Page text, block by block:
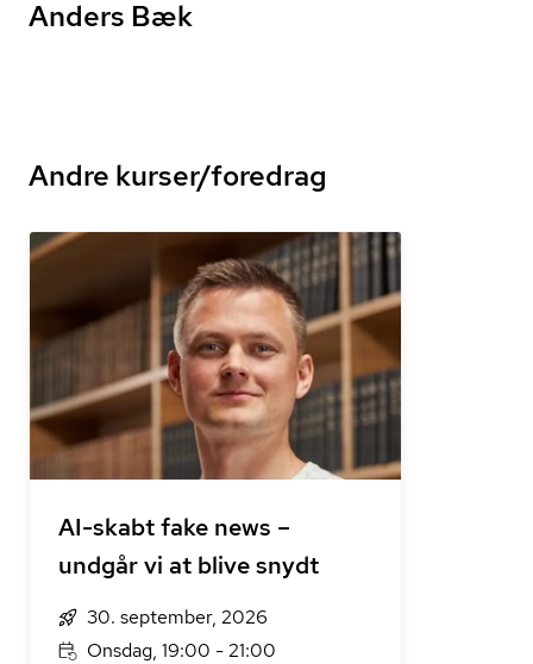
Anders Bæk
Andre kurser/foredrag
AI-skabt fake news –
undgår vi at blive snydt
30. september, 2026
Onsdag, 19:00 - 21:00